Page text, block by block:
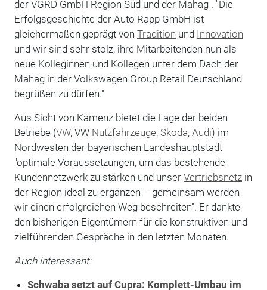
der VGRD GmbH Region Süd und der Mahag . "Die
Erfolgsgeschichte der Auto Rapp GmbH ist
gleichermaßen geprägt von Tradition und Innovation
und wir sind sehr stolz, ihre Mitarbeitenden nun als
neue Kolleginnen und Kollegen unter dem Dach der
Mahag in der Volkswagen Group Retail Deutschland
begrüßen zu dürfen."
Aus Sicht von Kamenz bietet die Lage der beiden
Betriebe (VW, VW Nutzfahrzeuge, Skoda, Audi) im
Nordwesten der bayerischen Landeshauptstadt
"optimale Voraussetzungen, um das bestehende
Kundennetzwerk zu stärken und unser Vertriebsnetzin
der Region ideal zu ergänzen – gemeinsam werden
wir einen erfolgreichen Weg beschreiten". Er dankte
den bisherigen Eigentümern für die konstruktiven und
zielführenden Gespräche in den letzten Monaten.
Auch interessant:
Schwaba setzt auf Cupra: Komplett-Umbau im